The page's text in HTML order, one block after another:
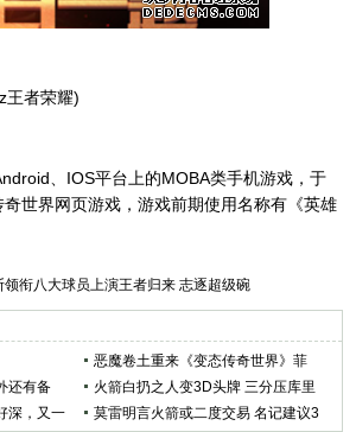
王者荣耀)
、IOS平台上的MOBA类手机游戏，于
奇世界网页游戏 ，游戏前期使用名称有《英雄
领衔八大球员上演王者归来 志逐超级碗
恶魔卷土重来《变态传奇世界》菲
律宾iOS商店上线
还有备
新目标
火箭白扔之人变3D头牌 三分压库里
打出八千万身价
深，又一
莫雷明言火箭或二度交易 名记建议3